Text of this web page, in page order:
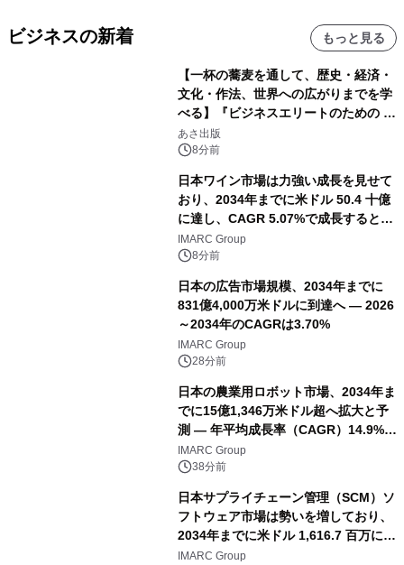
ビジネスの新着 もっと見る
【一杯の蕎麦を通して、歴史・経済・
文化・作法、世界への広がりまでを学
べる】『ビジネスエリートのための 教
養としての蕎麦』2026年8月25日
（火）発売
あさ出版
8分前
日本ワイン市場は力強い成長を見せて
おり、2034年までに米ドル 50.4 十億
に達し、CAGR 5.07%で成長すると予
測IMARC Group
8分前
日本の広告市場規模、2034年までに
831億4,000万米ドルに到達へ ― 2026
～2034年のCAGRは3.70%
IMARC Group
28分前
日本の農業用ロボット市場、2034年ま
でに15億1,346万米ドル超へ拡大と予
測 ― 年平均成長率（CAGR）14.9%を
記録
IMARC Group
38分前
日本サプライチェーン管理（SCM）ソ
フトウェア市場は勢いを増しており、
2034年までに米ドル 1,616.7 百万に達
し、CAGR 3.42%で成長すると予測
IMARC Group